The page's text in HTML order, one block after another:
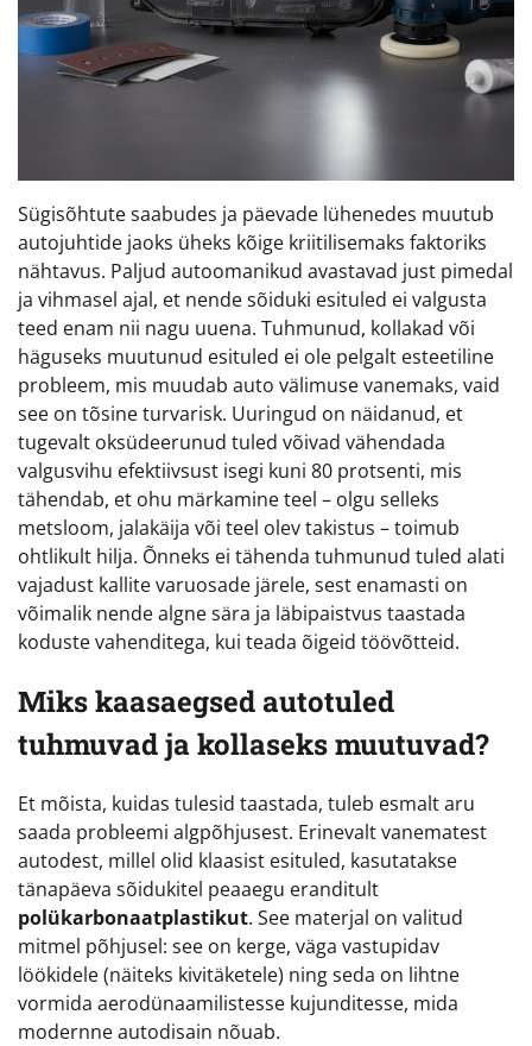
Sügisõhtute saabudes ja päevade lühenedes muutub
autojuhtide jaoks üheks kõige kriitilisemaks faktoriks
nähtavus. Paljud autoomanikud avastavad just pimedal
ja vihmasel ajal, et nende sõiduki esituled ei valgusta
teed enam nii nagu uuena. Tuhmunud, kollakad või
häguseks muutunud esituled ei ole pelgalt esteetiline
probleem, mis muudab auto välimuse vanemaks, vaid
see on tõsine turvarisk. Uuringud on näidanud, et
tugevalt oksüdeerunud tuled võivad vähendada
valgusvihu efektiivsust isegi kuni 80 protsenti, mis
tähendab, et ohu märkamine teel – olgu selleks
metsloom, jalakäija või teel olev takistus – toimub
ohtlikult hilja. Õnneks ei tähenda tuhmunud tuled alati
vajadust kallite varuosade järele, sest enamasti on
võimalik nende algne sära ja läbipaistvus taastada
koduste vahenditega, kui teada õigeid töövõtteid.
Miks kaasaegsed autotuled
tuhmuvad ja kollaseks muutuvad?
Et mõista, kuidas tulesid taastada, tuleb esmalt aru
saada probleemi algpõhjusest. Erinevalt vanematest
autodest, millel olid klaasist esituled, kasutatakse
tänapäeva sõidukitel peaaegu eranditult
polükarbonaatplastikut. See materjal on valitud
mitmel põhjusel: see on kerge, väga vastupidav
löökidele (näiteks kivitäketele) ning seda on lihtne
vormida aerodünaamilistesse kujunditesse, mida
modernne autodisain nõuab.